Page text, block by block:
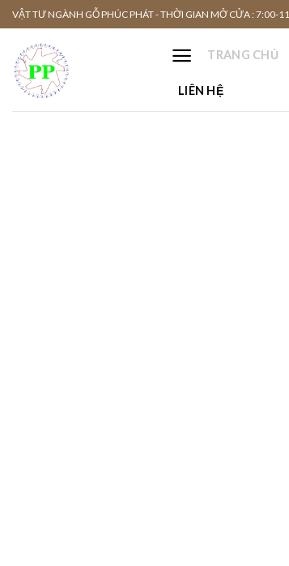
Skip
to
content
VẬT TƯ NGÀNH GỖ PHÚC PHÁT - THỜI GIAN MỞ CỬA : 7:00-
TRANG CHỦ
LIÊN HỆ